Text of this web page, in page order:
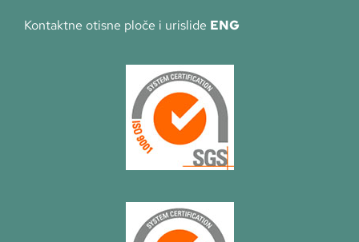
Kontaktne otisne ploče i urislide ENG